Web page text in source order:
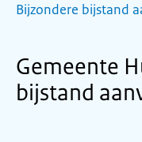
Bijzondere bijstand
Gemeente
bijstand